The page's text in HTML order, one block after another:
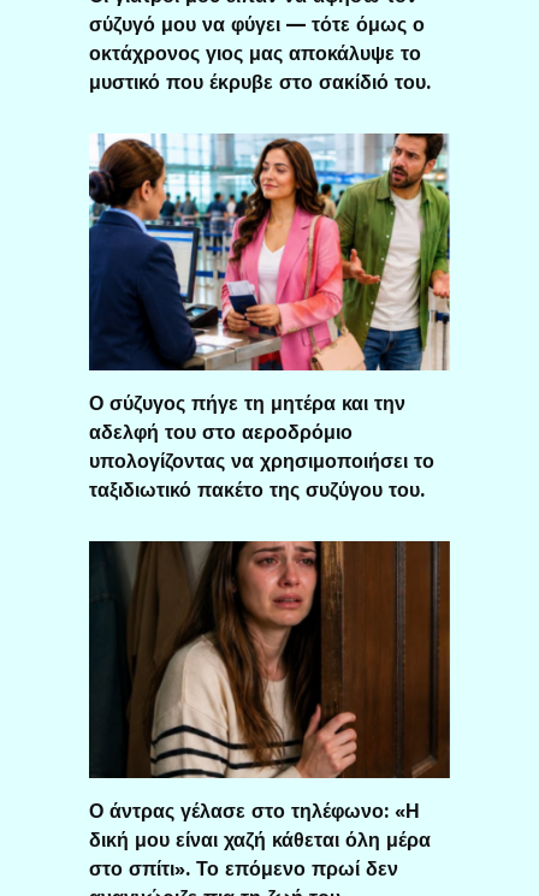
σύζυγό μου να φύγει — τότε όμως ο
οκτάχρονος γιος μας αποκάλυψε το
μυστικό που έκρυβε στο σακίδιό του.
Ο σύζυγος πήγε τη μητέρα και την
αδελφή του στο αεροδρόμιο
υπολογίζοντας να χρησιμοποιήσει το
ταξιδιωτικό πακέτο της συζύγου του.
Ο άντρας γέλασε στο τηλέφωνο: «Η
δική μου είναι χαζή κάθεται όλη μέρα
στο σπίτι». Το επόμενο πρωί δεν